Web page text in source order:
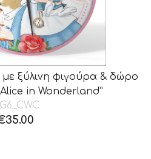
ξύλινη φιγούρα & δώρο
in Wonderland”
35.00